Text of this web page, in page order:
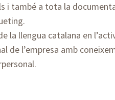
i també a tota la
la llengua catalana en
de l’empresa amb